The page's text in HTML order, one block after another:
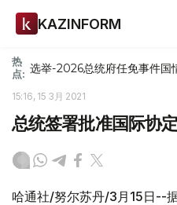
KAZINFORM
热
点: 选举-2026总统府任免事件国
15:16, 15 3月 2021
总统签署批准国际协
哈通社/努尔苏丹/3月15日--